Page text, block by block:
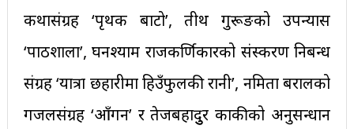
कथासंग्रह ‘पृथक बाटो’, तीर्थ गुरूङको उपन्यास
‘पाठशाला’, घनश्याम राजकर्णिकारको संस्करण निबन्ध
संग्रह ‘यात्रा छहारीमा हिउँफुलकी रानी’, नमिता बरालको
गजलसंग्रह ‘आँगन’ र तेजबहादुुर काकीको अनुसन्धान